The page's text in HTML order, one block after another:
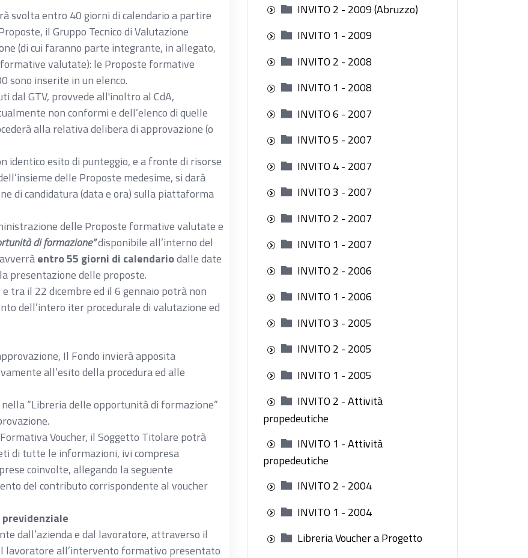
Proposta ed all’analisi del
13
degli impatti:qualità degli strumenti e
modalità di rilevazione degli
risultati finali misurabili
max
10
la seguente proporzione
10
per partecipante risultante dalle
partecipante della Proposta che si
per partecipante risultante dalle
10
max
svolta entro 40 giorni di calendario a partire
il Gruppo Tecnico di Valutazione
(di cui faranno parte integrante, in allegato,
valutate): le Proposte formative
100 sono inserite in un elenco.
dal GTV, provvede all'inoltro al CdA,
non conformi e dell’elenco di quelle
alla relativa delibera di approvazione (o
identico esito di punteggio, e a fronte di risorse
delle Proposte medesime, si darà
di candidatura (data e ora) sulla piattaforma
delle Proposte formative valutate e
di formazione”disponibile all’interno del
entro 55 giorni di calendariodalle date
presentazione delle proposte.
tra il 22 dicembre ed il 6 gennaio potrà non
dell’intero iter procedurale di valutazione ed
Il Fondo invierà apposita
all’esito della procedura ed alle
“Libreria delle opportunità di formazione”
Voucher, il Soggetto Titolare potrà
di tutte le informazioni, ivi compresa
coinvolte, allegando la seguente
del contributo corrispondente al voucher
previdenziale
dall’azienda e dal lavoratore, attraverso il
lavoratore all’intervento formativo presentato
INVITO 2 - 2009 (Abruzzo)
INVITO 1 - 2009
INVITO 2 - 2008
INVITO 1 - 2008
INVITO 6 - 2007
INVITO 5 - 2007
INVITO 4 - 2007
INVITO 3 - 2007
INVITO 2 - 2007
INVITO 1 - 2007
INVITO 2 - 2006
INVITO 1 - 2006
INVITO 3 - 2005
INVITO 2 - 2005
INVITO 1 - 2005
INVITO 2 - Attività
propedeutiche
INVITO 1 - Attività
propedeutiche
INVITO 2 - 2004
INVITO 1 - 2004
Libreria Voucher a Progetto